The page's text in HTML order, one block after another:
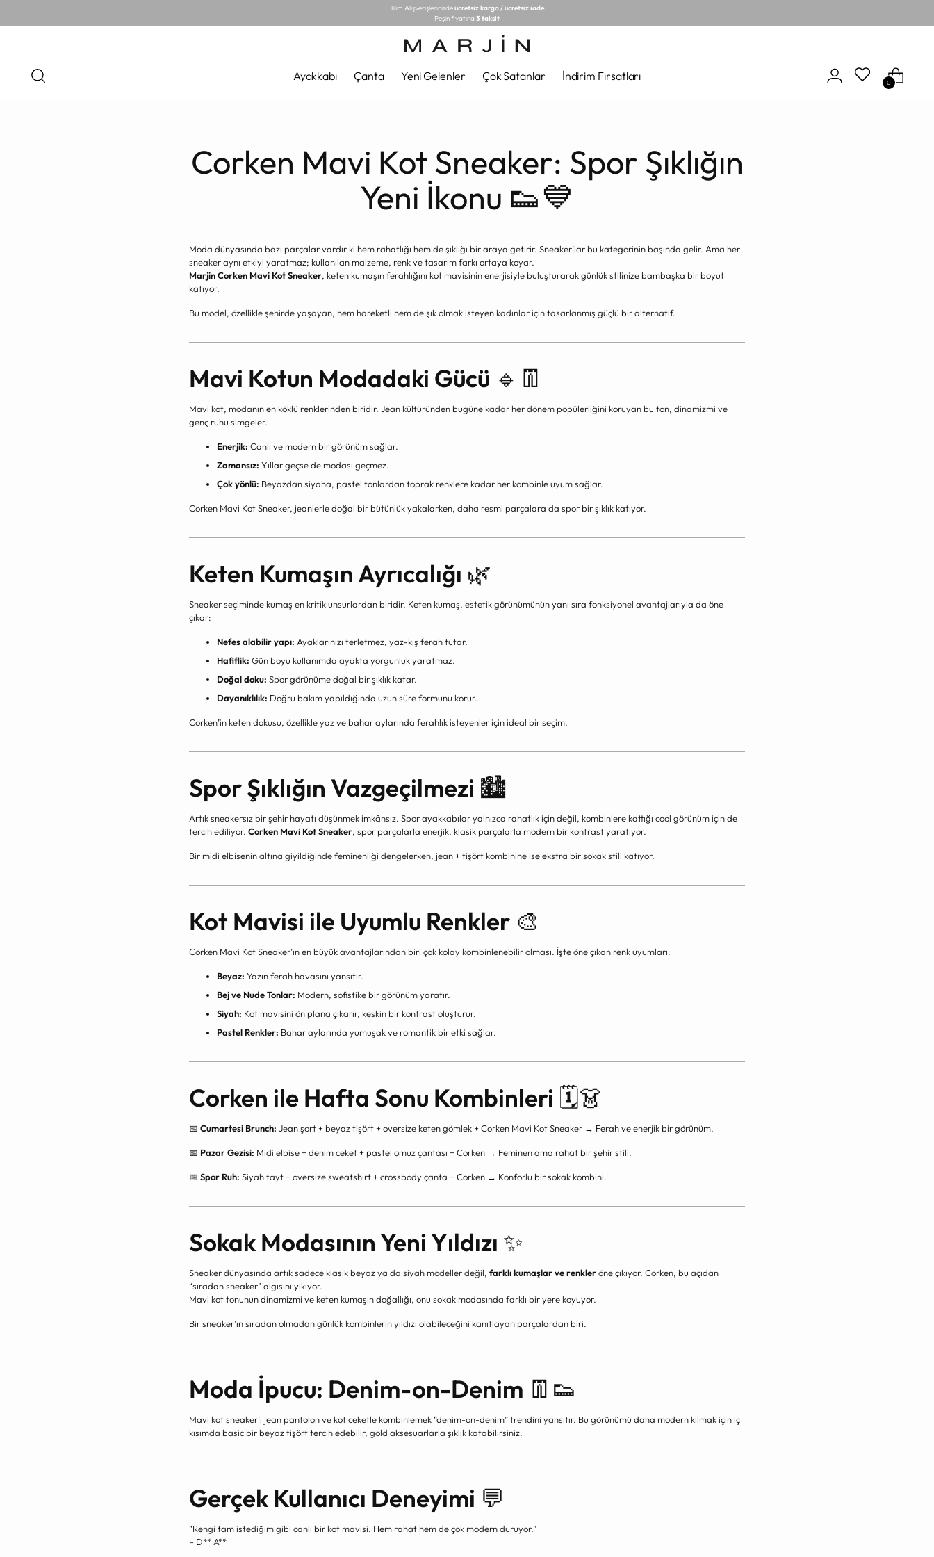
Tüm Alışverişlerinizdeücretsiz kargo / ücretsiz iade
Peşin fiyatına 3 taksit
Ayakkabı Çanta Yeni Gelenler Çok Satanlar İndirim Fırsatları 0
Corken Mavi Kot Sneaker: Spor Şıklığın
Yeni İkonu 👟💙
Moda dünyasında bazı parçalar vardır ki hem rahatlığı hem de şıklığı bir araya getirir. Sneaker’lar bu kategorinin başında gelir. Ama her
sneaker aynı etkiyi yaratmaz; kullanılan malzeme, renk ve tasarım farkı ortaya koyar.
Marjin Corken Mavi Kot Sneaker, keten kumaşın ferahlığını kot mavisinin enerjisiyle buluşturarak günlük stilinize bambaşka bir boyut
katıyor.
Bu model, özellikle şehirde yaşayan, hem hareketli hem de şık olmak isteyen kadınlar için tasarlanmış güçlü bir alternatif.
Mavi Kotun Modadaki Gücü 🔹👖
Mavi kot, modanın en köklü renklerinden biridir. Jean kültüründen bugüne kadar her dönem popülerliğini koruyan bu ton, dinamizmi ve
genç ruhu simgeler.
Enerjik: Canlı ve modern bir görünüm sağlar.
Zamansız: Yıllar geçse de modası geçmez.
Çok yönlü: Beyazdan siyaha, pastel tonlardan toprak renklere kadar her kombinle uyum sağlar.
Corken Mavi Kot Sneaker, jeanlerle doğal bir bütünlük yakalarken, daha resmi parçalara da spor bir şıklık katıyor.
Keten Kumaşın Ayrıcalığı 🌿
Sneaker seçiminde kumaş en kritik unsurlardan biridir. Keten kumaş, estetik görünümünün yanı sıra fonksiyonel avantajlarıyla da öne
çıkar:
Nefes alabilir yapı: Ayaklarınızı terletmez, yaz-kış ferah tutar.
Hafiflik: Gün boyu kullanımda ayakta yorgunluk yaratmaz.
Doğal doku: Spor görünüme doğal bir şıklık katar.
Dayanıklılık: Doğru bakım yapıldığında uzun süre formunu korur.
Corken’in keten dokusu, özellikle yaz ve bahar aylarında ferahlık isteyenler için ideal bir seçim.
Spor Şıklığın Vazgeçilmezi 🏙️
Artık sneakersız bir şehir hayatı düşünmek imkânsız. Spor ayakkabılar yalnızca rahatlık için değil, kombinlere kattığı cool görünüm için de
tercih ediliyor. Corken Mavi Kot Sneaker, spor parçalarla enerjik, klasik parçalarla modern bir kontrast yaratıyor.
Bir midi elbisenin altına giyildiğinde feminenliği dengelerken, jean + tişört kombinine ise ekstra bir sokak stili katıyor.
Kot Mavisi ile Uyumlu Renkler 🎨
Corken Mavi Kot Sneaker’ın en büyük avantajlarından biri çok kolay kombinlenebilir olması. İşte öne çıkan renk uyumları:
Beyaz: Yazın ferah havasını yansıtır.
Bej ve Nude Tonlar: Modern, sofistike bir görünüm yaratır.
Siyah: Kot mavisini ön plana çıkarır, keskin bir kontrast oluşturur.
Pastel Renkler: Bahar aylarında yumuşak ve romantik bir etki sağlar.
Corken ile Hafta Sonu Kombinleri 🗓️👗
📅 Cumartesi Brunch: Jean şort + beyaz tişört + oversize keten gömlek + Corken Mavi Kot Sneaker → Ferah ve enerjik bir görünüm.
📅 Pazar Gezisi: Midi elbise + denim ceket + pastel omuz çantası + Corken → Feminen ama rahat bir şehir stili.
📅 Spor Ruh: Siyah tayt + oversize sweatshirt + crossbody çanta + Corken → Konforlu bir sokak kombini.
Sokak Modasının Yeni Yıldızı ✨
Sneaker dünyasında artık sadece klasik beyaz ya da siyah modeller değil, farklı kumaşlar ve renkleröne çıkıyor. Corken, bu açıdan
“sıradan sneaker” algısını yıkıyor.
Mavi kot tonunun dinamizmi ve keten kumaşın doğallığı, onu sokak modasında farklı bir yere koyuyor.
Bir sneaker’ın sıradan olmadan günlük kombinlerin yıldızı olabileceğini kanıtlayan parçalardan biri.
Moda İpucu: Denim-on-Denim 👖👟
Mavi kot sneaker’ı jean pantolon ve kot ceketle kombinlemek “denim-on-denim” trendini yansıtır. Bu görünümü daha modern kılmak için iç
kısımda basic bir beyaz tişört tercih edebilir, gold aksesuarlarla şıklık katabilirsiniz.
Gerçek Kullanıcı Deneyimi 💬
“Rengi tam istediğim gibi canlı bir kot mavisi. Hem rahat hem de çok modern duruyor.”
– D** A**